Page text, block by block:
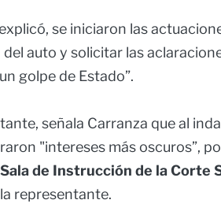
se iniciaron las
del auto y solicitar las
golpe de Estado”.
señala Carranza que al
"intereses más oscuros”,
Sala de Instrucción de la Corte
representante.